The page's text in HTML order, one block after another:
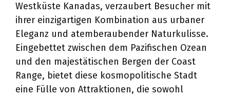
Westküste Kanadas, verzaubert Besucher mit
ihrer einzigartigen Kombination aus urbaner
Eleganz und atemberaubender Naturkulisse.
Eingebettet zwischen dem Pazifischen Ozean
und den majestätischen Bergen der Coast
Range, bietet diese kosmopolitische Stadt
eine Fülle von Attraktionen, die sowohl